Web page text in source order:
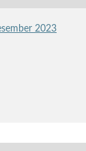
2023